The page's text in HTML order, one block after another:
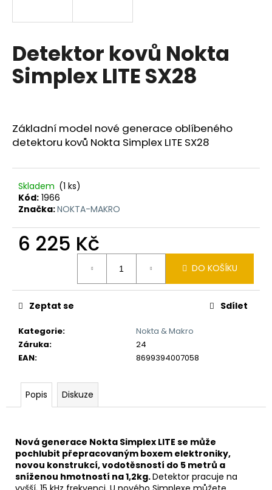
Detektor kovů Nokta
Simplex LITE SX28
Základní model nové generace oblíbeného
detektoru kovů Nokta Simplex LITE SX28
Skladem (1 ks)
Kód: 1966
Značka:NOKTA-MAKRO
6 225 Kč
DO KOŠÍKU
Kategorie:
Nokta & Makro
Záruka:
24
EAN: 8699394007058
Zeptat se Sdílet
Popis Diskuze
Nová generace Nokta Simplex LITE se může
pochlubit přepracovaným boxem elektroniky,
novou konstrukcí, vodotěsností do 5 metrů a
sníženou hmotností na 1,2kg.Detektor pracuje na
í
t
?
HLEDAT
D
o
u
e
m
e
KOVU
MINELAB
EQUINOX
MINELAB
PRO-
FIND
40
ZDARMA)